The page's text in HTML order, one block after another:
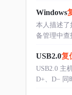
Windows
本人描述了
备管理中查
USB2.0复
USB2.0 主
D+、D− 同